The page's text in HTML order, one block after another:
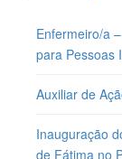
Enfermeiro/a
para Pessoas
Auxiliar de
Inauguração
de Fátima no